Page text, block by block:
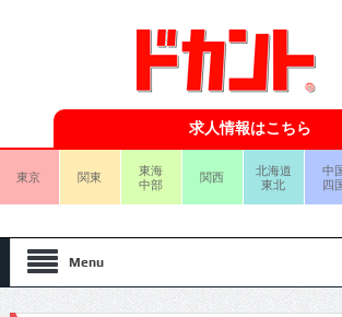
求人情報はこちら
東京 関東
東海
中部
関西
北海道
東北
中
四
Menu